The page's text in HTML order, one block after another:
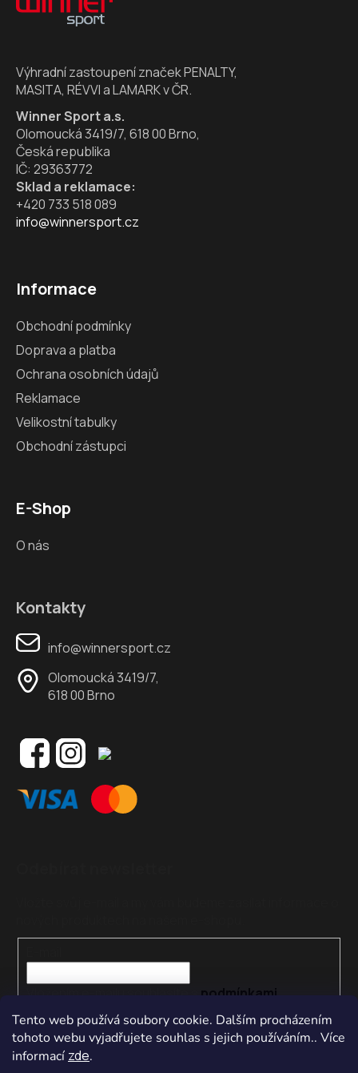
Tento web používá soubory cookie. Dalším procházením
tohoto webu vyjadřujete souhlas s jejich používáním.. Více
informací zde.
Výhradní zastoupení značek PENALTY,
MASITA, RÉVVI a LAMARK v ČR.
Winner Sport a.s.
Olomoucká 3419/7, 618 00 Brno,
Česká republika
IČ: 29363772
Sklad a reklamace:
+420 733 518 089
info@winnersport.cz
Informace
Obchodní podmínky
Doprava a platba
Ochrana osobních údajů
Reklamace
Velikostní tabulky
Obchodní zástupci
E-Shop
O nás
Kontakty
info@winnersport.cz
Olomoucká 3419/7,
618 00 Brno
Vložením e-mailu souhlasíte spodmínkami
ochrany osobních údajů
PŘIHLÁSIT SE